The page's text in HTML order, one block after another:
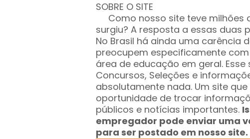
SOBRE O SITE
Como nosso site teve milhões
surgiu? A resposta a essas duas
No Brasil há ainda uma carência
preocupem especificamente
área de educação em geral.
Concursos, Seleções e
absolutamente nada. Um site
oportunidade de trocar
públicos e notícias importantes.
empregador pode enviar uma
para ser postado em nosso site.